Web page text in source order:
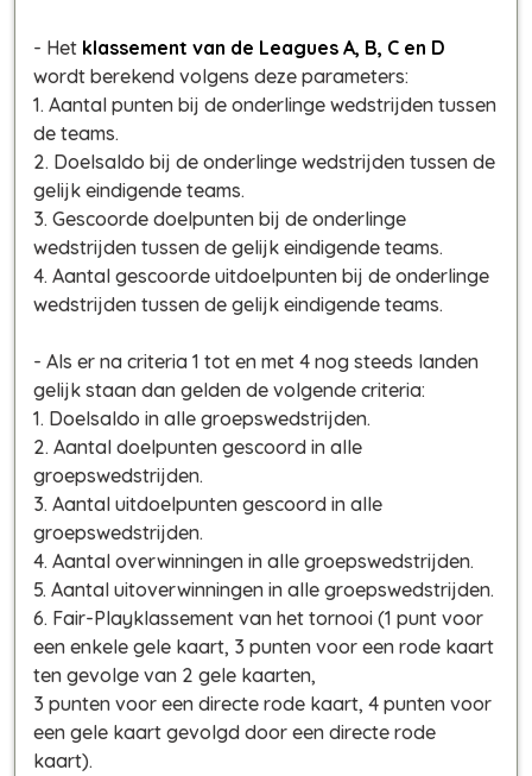
- Het klassement van de Leagues A, B, C en D
wordt berekend volgens deze parameters:
1. Aantal punten bij de onderlinge wedstrijden tussen
de teams.
2. Doelsaldo bij de onderlinge wedstrijden tussen de
gelijk eindigende teams.
3. Gescoorde doelpunten bij de onderlinge
wedstrijden tussen de gelijk eindigende teams.
4. Aantal gescoorde uitdoelpunten bij de onderlinge
wedstrijden tussen de gelijk eindigende teams.
- Als er na criteria 1 tot en met 4 nog steeds landen
gelijk staan dan gelden de volgende criteria:
1. Doelsaldo in alle groepswedstrijden.
2. Aantal doelpunten gescoord in alle
groepswedstrijden.
3. Aantal uitdoelpunten gescoord in alle
groepswedstrijden.
4. Aantal overwinningen in alle groepswedstrijden.
5. Aantal uitoverwinningen in alle groepswedstrijden.
6. Fair-Playklassement van het tornooi (1 punt voor
een enkele gele kaart, 3 punten voor een rode kaart
ten gevolge van 2 gele kaarten,
3 punten voor een directe rode kaart, 4 punten voor
een gele kaart gevolgd door een directe rode
kaart).